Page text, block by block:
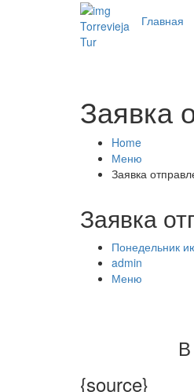
Torrevieja
Tur
Главная
Заявка
Home
Меню
Заявка
Заявка
Понедельник
admin
Меню
{source}